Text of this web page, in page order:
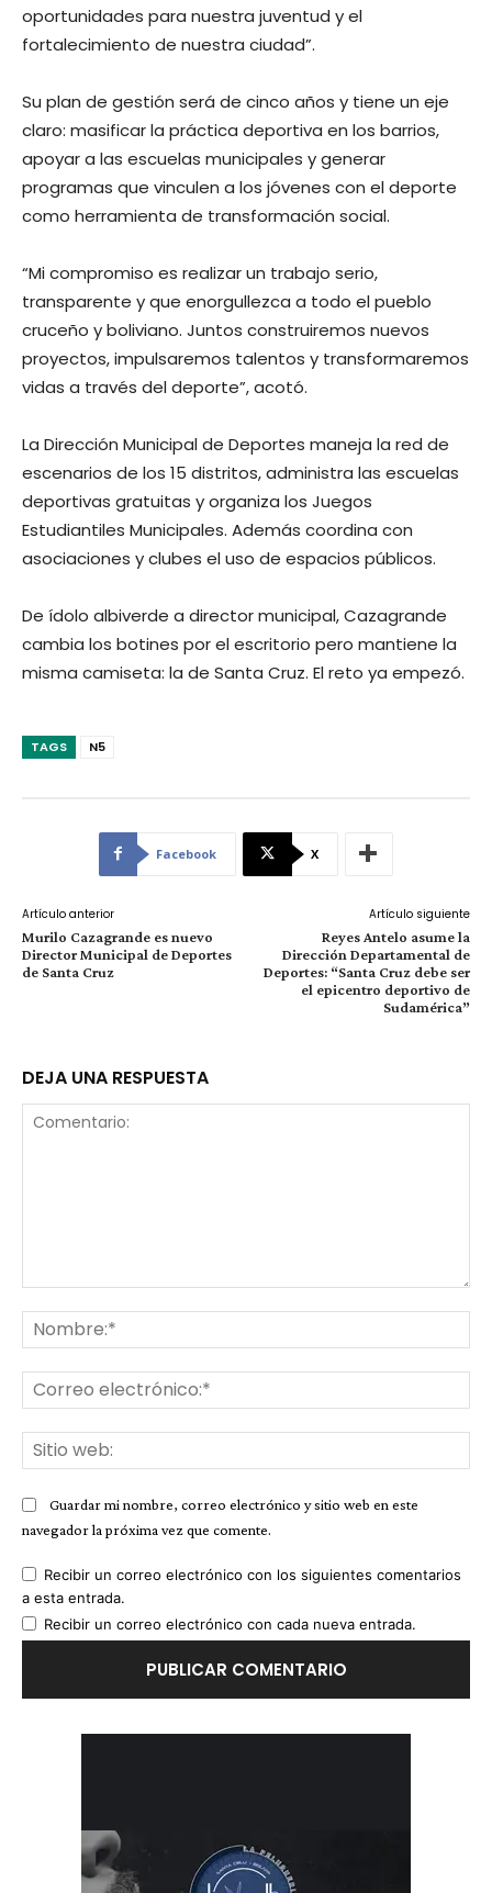
oportunidades para nuestra juventud y el
fortalecimiento de nuestra ciudad”.
Su plan de gestión será de cinco años y tiene un eje
claro: masificar la práctica deportiva en los barrios,
apoyar a las escuelas municipales y generar
programas que vinculen a los jóvenes con el deporte
como herramienta de transformación social.
“Mi compromiso es realizar un trabajo serio,
transparente y que enorgullezca a todo el pueblo
cruceño y boliviano. Juntos construiremos nuevos
proyectos, impulsaremos talentos y transformaremos
vidas a través del deporte”, acotó.
La Dirección Municipal de Deportes maneja la red de
escenarios de los 15 distritos, administra las escuelas
deportivas gratuitas y organiza los Juegos
Estudiantiles Municipales. Además coordina con
asociaciones y clubes el uso de espacios públicos.
De ídolo albiverde a director municipal, Cazagrande
cambia los botines por el escritorio pero mantiene la
misma camiseta: la de Santa Cruz. El reto ya empezó.
TAGS N5
Facebook X
Artículo anterior
Murilo Cazagrande es nuevo
Director Municipal de Deportes
de Santa Cruz
Artículo siguiente
Reyes Antelo asume la
Dirección Departamental de
Deportes: “Santa Cruz debe ser
el epicentro deportivo de
Sudamérica”
DEJA UNA RESPUESTA
Guardar mi nombre, correo electrónico y sitio web en este
navegador la próxima vez que comente.
Recibir un correo electrónico con los siguientes comentarios
a esta entrada.
Recibir un correo electrónico con cada nueva entrada.